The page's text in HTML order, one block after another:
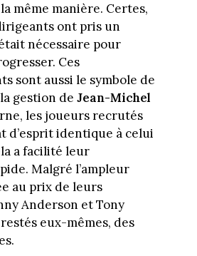
même manière. Certes,
ont pris un
nécessaire pour
Ces
sont aussi le symbole de
gestion de Jean-Michel
les joueurs recrutés
d’esprit identique à celui
a facilité leur
Malgré l’ampleur
au prix de leurs
Anderson et Tony
eux-mêmes, des